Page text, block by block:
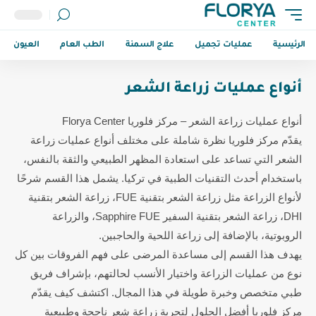
الرئيسية عمليات تجميل علاج السمنة الطب العام العيون
أنواع عمليات زراعة الشعر
أنواع عمليات زراعة الشعر – مركز فلوريا Florya Center
يقدّم مركز فلوريا نظرة شاملة على مختلف أنواع عمليات زراعة
الشعر التي تساعد على استعادة المظهر الطبيعي والثقة بالنفس،
باستخدام أحدث التقنيات الطبية في تركيا. يشمل هذا القسم شرحًا
لأنواع الزراعة مثل زراعة الشعر بتقنية FUE، زراعة الشعر بتقنية
DHI، زراعة الشعر بتقنية السفير Sapphire FUE، والزراعة
الروبوتية، بالإضافة إلى زراعة اللحية والحاجبين.
يهدف هذا القسم إلى مساعدة المرضى على فهم الفروقات بين كل
نوع من عمليات الزراعة واختيار الأنسب لحالتهم، بإشراف فريق
طبي متخصص وخبرة طويلة في هذا المجال. اكتشف كيف يقدّم
مركز فلوريا أفضل الحلول لتجربة زراعة شعر ناجحة وطبيعية